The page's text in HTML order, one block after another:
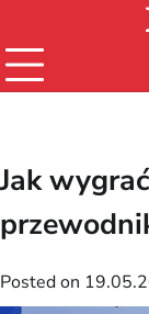
content
Jak
Posted on